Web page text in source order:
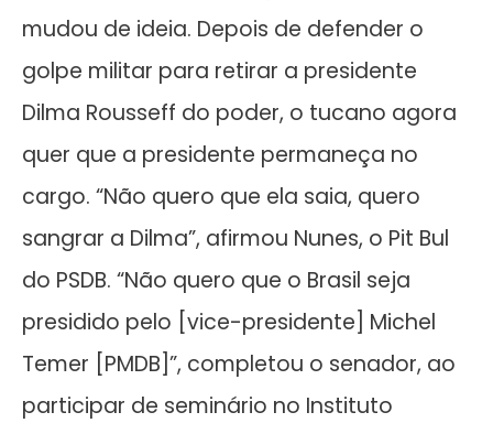
mudou de ideia. Depois de defender o
golpe militar para retirar a presidente
Dilma Rousseff do poder, o tucano agora
quer que a presidente permaneça no
cargo. “Não quero que ela saia, quero
sangrar a Dilma”, afirmou Nunes, o Pit Bul
do PSDB. “Não quero que o Brasil seja
presidido pelo [vice-presidente] Michel
Temer [PMDB]”, completou o senador, ao
participar de seminário no Instituto